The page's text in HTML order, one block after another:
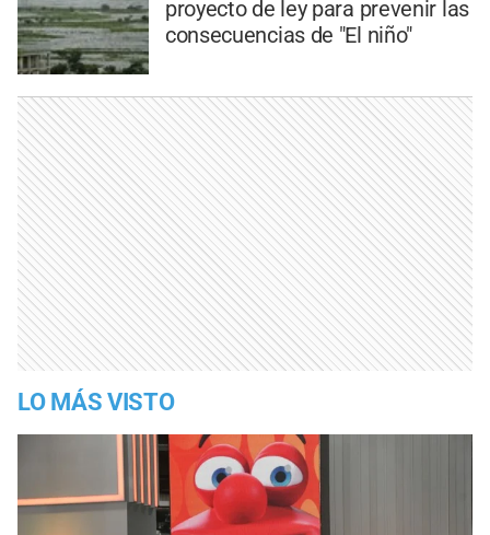
proyecto de ley para prevenir las
consecuencias de "El niño"
LO MÁS VISTO